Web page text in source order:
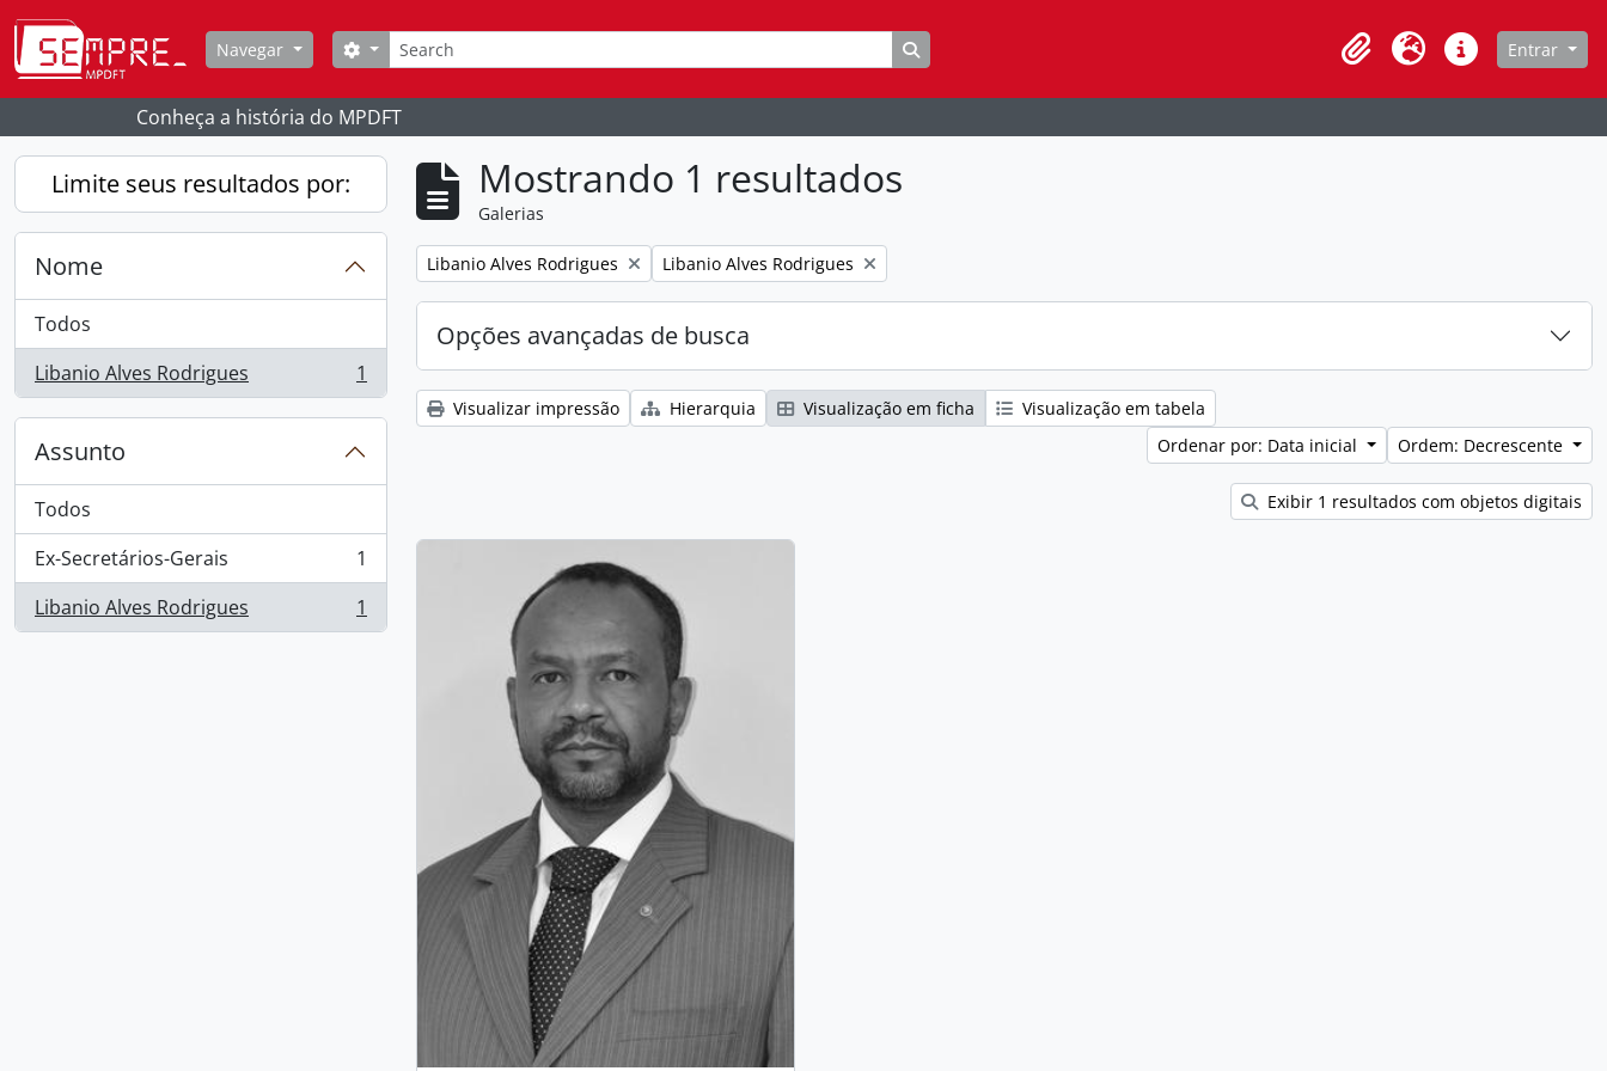
Skip to main content
Navegar
Buscar
Opções de busca
Clipboard
Idioma Atalhos Entrar
Conheça a história do MPDFT
Limite seus resultados por:
Nome
Todos
Libanio Alves Rodrigues
, 1 resultados 1
Assunto
Todos
Ex-Secretários-Gerais
, 1 resultados
1
Libanio Alves Rodrigues
, 1 resultados 1
Mostrando 1 resultados
Galerias
Remover filtro:
Libanio Alves Rodrigues Remover filtro:
Libanio Alves Rodrigues
Opções avançadas de busca
Visualizar impressão Hierarquia Visualização em ficha
Visualização em tabela
Ordenar por: Data inicial
Ordem: Decrescente
Exibir 1 resultados com objetos digitais